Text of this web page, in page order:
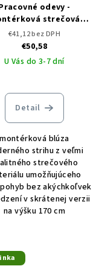
odevy -
strečová
blúza CXS STRETCH
skrátená
€41,12 bez DPH
€50,58
U Vás do 3-7 dní
Detail
montérková blúza
strihu z veľmi
strečového
umožňujúceho
bez akýchkoľvek
v skrátenej verzii
na výšku 170 cm